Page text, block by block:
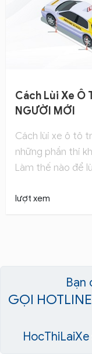
Cách Lùi Xe Ô
NGƯỜI MỚI
Cách lùi xe ô tô trong bài thi sa hình là một trong
những phần thi
Làm thế nào để
lượt xem
Bạn
GỌI HOTLINE